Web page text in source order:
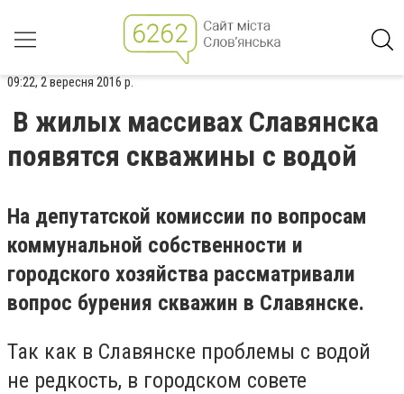
09:22, 2 вересня 2016 р.
В жилых массивах Славянска
появятся скважины с водой
На депутатской комиссии по вопросам
коммунальной собственности и
городского хозяйства рассматривали
вопрос бурения скважин в Славянске.
Так как в Славянске проблемы с водой
не редкость, в городском совете